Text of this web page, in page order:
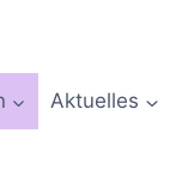
Aktuelles